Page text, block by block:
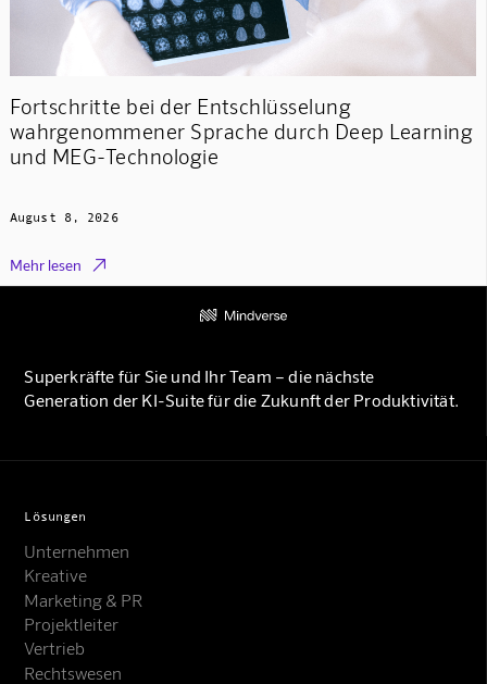
Fortschritte bei der Entschlüsselung
wahrgenommener Sprache durch Deep Learning
und MEG-Technologie
August 8, 2026
Mehr lesen 
Superkräfte für Sie und Ihr Team – die nächste
Generation der KI-Suite für die Zukunft der Produktivität.
Lösungen
Unternehmen
Kreative
Marketing & PR
Projektleiter
Vertrieb
Rechtswesen